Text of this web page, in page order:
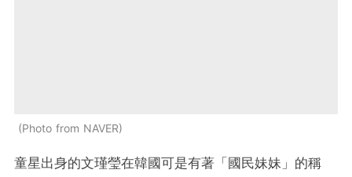
Photo from NAVER
童星出身的文瑾瑩在韓國可是有著「國民妹妹」的稱